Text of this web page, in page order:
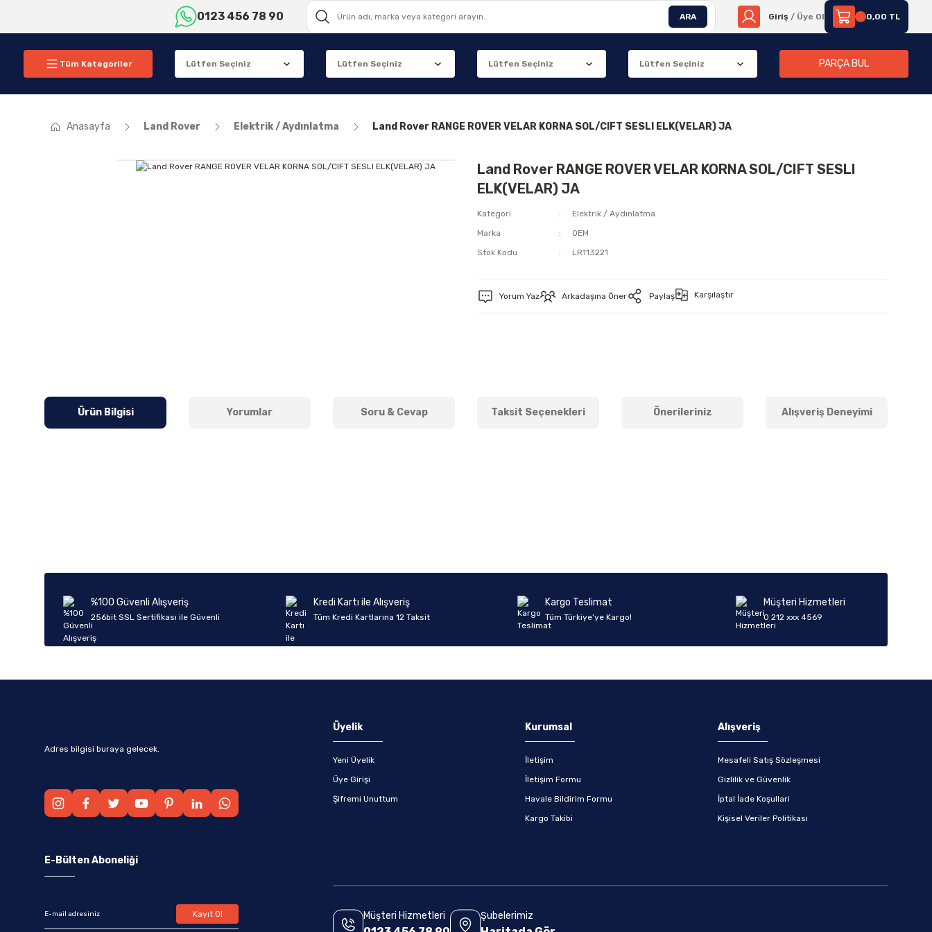
0123 456 78 90 ARA Giriş / Üye Ol 0,00 TL
Tüm Kategoriler PARÇA BUL
Anasayfa Land Rover Elektrik / Aydınlatma Land Rover RANGE ROVER VELAR KORNA SOL/CIFT SESLI ELK(VELAR) JA
Land Rover RANGE ROVER VELAR KORNA SOL/CIFT SESLI
ELK(VELAR) JA
Kategori
Elektrik / Aydınlatma
Marka
OEM
Stok Kodu
LR113221
Yorum Yaz Arkadaşına Öner Paylaş Karşılaştır
Ürün Bilgisi Yorumlar Soru & Cevap Taksit Seçenekleri Önerileriniz Alışveriş Deneyimi
Ürün fiyatı diğer sitelerden daha pahalı.
Bu ürüne benzer farklı alternatifler olmalı.
%100 Güvenli Alışveriş
256bit SSL Sertifikası ile Güvenli
Kredi Kartı ile Alışveriş
Tüm Kredi Kartlarına 12 Taksit
Kargo Teslimat
Tüm Türkiye’ye Kargo!
Müşteri Hizmetleri
0 212 xxx 4569
Adres bilgisi buraya gelecek.
Üyelik
Yeni Üyelik
Üye Girişi
Şifremi Unuttum
Kurumsal
İletişim
İletişim Formu
Havale Bildirim Formu
Kargo Takibi
Alışveriş
Mesafeli Satış Sözleşmesi
Gizlilik ve Güvenlik
İptal İade Koşullari
Kişisel Veriler Politikası
E-Bülten Aboneliği
Kayıt Ol Müşteri Hizmetleri Şubelerimiz